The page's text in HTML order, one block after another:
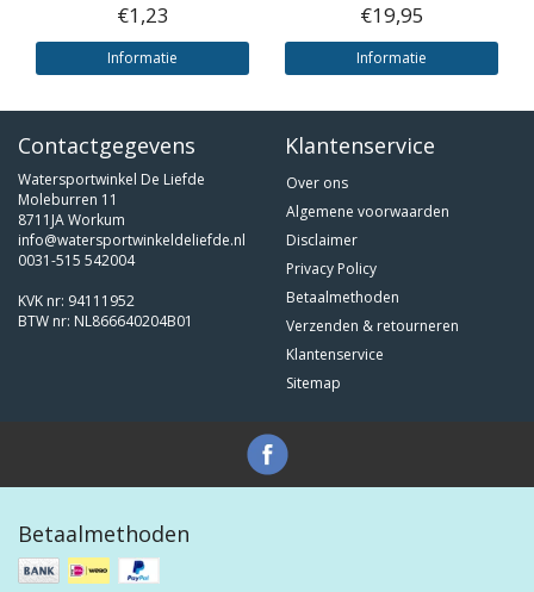
€1,23
Informatie
€19,95
Informatie
Contactgegevens
Watersportwinkel De Liefde
Moleburren 11
8711JA Workum
info@watersportwinkeldeliefde.nl
0031-515 542004
KVK nr: 94111952
BTW nr: NL866640204B01
Klantenservice
Over ons
Algemene voorwaarden
Disclaimer
Privacy Policy
Betaalmethoden
Verzenden & retourneren
Klantenservice
Sitemap
Betaalmethoden